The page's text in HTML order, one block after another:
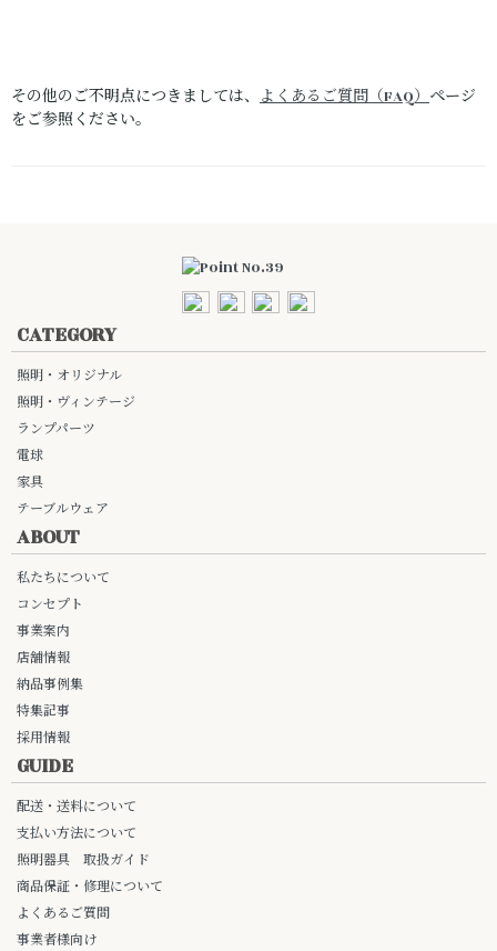
その他のご不明点につきましては、 よくあるご質問（FAQ）ページ
をご参照ください。
CATEGORY
照明・オリジナル
照明・ヴィンテージ
ランプパーツ
電球
家具
テーブルウェア
ABOUT
私たちについて
コンセプト
事業案内
店舗情報
納品事例集
特集記事
採用情報
GUIDE
配送・送料について
支払い方法について
照明器具 取扱ガイド
商品保証・修理について
よくあるご質問
事業者様向け